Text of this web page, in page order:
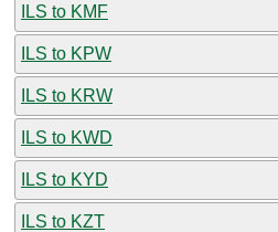
ILS to KMF
ILS to KPW
ILS to KRW
ILS to KWD
ILS to KYD
ILS to KZT